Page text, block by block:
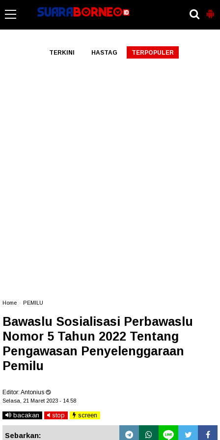
TERKINI HASTAG TERPOPULER
Home PEMILU
Bawaslu Sosialisasi Perbawaslu
Nomor 5 Tahun 2022 Tentang
Pengawasan Penyelenggaraan
Pemilu
Editor: Antonius
Selasa, 21 Maret 2023 - 14.58
bacakan stop screen
Sebarkan: